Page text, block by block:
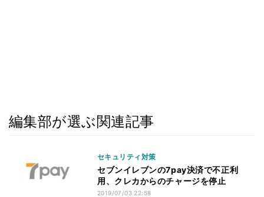
編集部が選ぶ関連記事
セキュリティ対策
セブンイレブンの7pay決済で不正利
用、クレカからのチャージを停止
2019/07/03 22:58